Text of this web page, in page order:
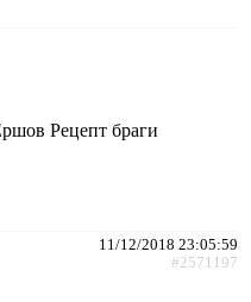
Рецепт браги
11/12/2018 23:05:59
#2571197